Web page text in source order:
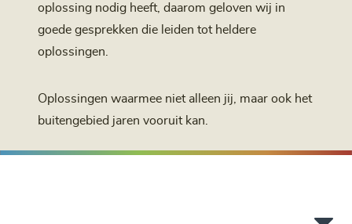
oplossing nodig heeft, daarom geloven wij in
goede gesprekken die leiden tot heldere
oplossingen.
Oplossingen waarmee niet alleen jij, maar ook het
buitengebied jaren vooruit kan.